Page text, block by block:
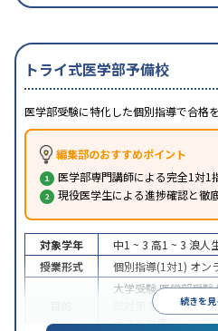
トライ式医学部予備校
医学部受験に特化した個別指導で合格
編集部のおすすめポイント
医学部専門講師による完全1対1
現役医学生による進捗確認と徹
続きを見
対象学年 中1 ~ 3 高1 ~ 3 浪人
授業形式
個別指導(1対1) オン
大学受験医学部受験
学校別特化対
テスト対策